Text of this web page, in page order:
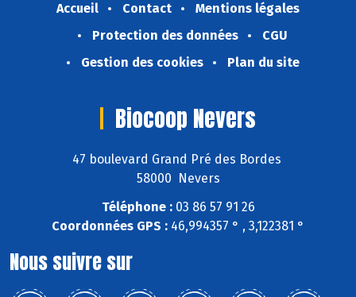
Accueil Contact
Mentions légales
Protection des données
CGU
Gestion des cookies
Plan du site
Biocoop Nevers
47 boulevard Grand Pré des Bordes
58000 Nevers
Téléphone :03 86 57 91 26
Coordonnées GPS : 46,994357 ° , 3,122381 °
Nous suivre sur